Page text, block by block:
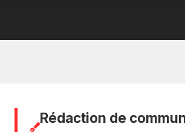
Rédaction de